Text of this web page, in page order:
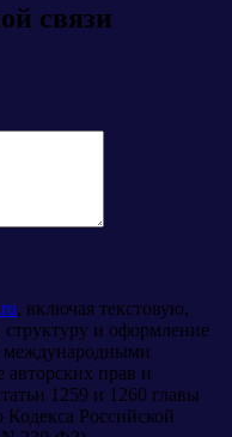
связи
, включая текстовую,
и оформление
международными
авторских прав и
1259 и 1260 главы
Российской